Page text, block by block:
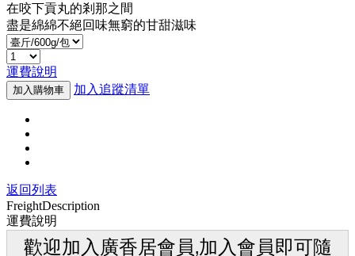
在咬下貢丸的剎那之間
盡是綿綿不絕回味無窮的甘甜滋味
運費說明
加入購物車 加入追蹤清單
返回列表
FreightDescription
運費說明
歡迎加入廣香居會員‚加入會員即可隨